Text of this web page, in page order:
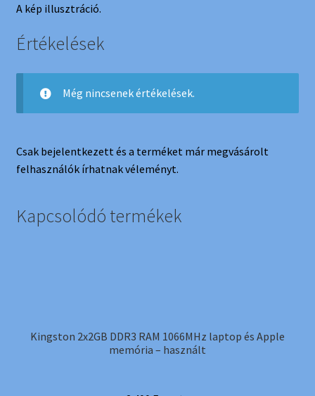
A kép illusztráció.
Értékelések
Még nincsenek értékelések.
Csak bejelentkezett és a terméket már megvásárolt
felhasználók írhatnak véleményt.
Kapcsolódó termékek
Kingston 2x2GB DDR3 RAM 1066MHz laptop és Apple
memória – használt